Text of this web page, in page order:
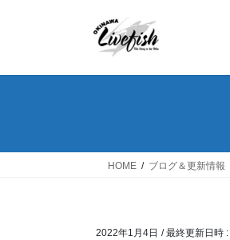
HOME ブログ＆更新情報
2022年1月4日 / 最終更新日時 :